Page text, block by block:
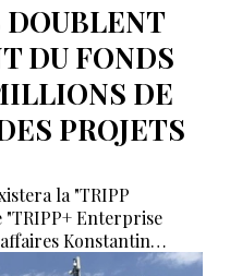
DU FONDS
DE
PROJETS
la "TRIPP
Enterprise
Konstantin